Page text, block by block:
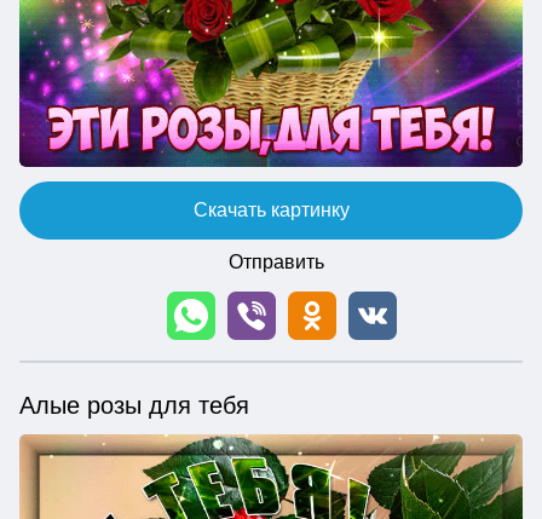
Скачать картинку
Отправить
Алые розы для тебя